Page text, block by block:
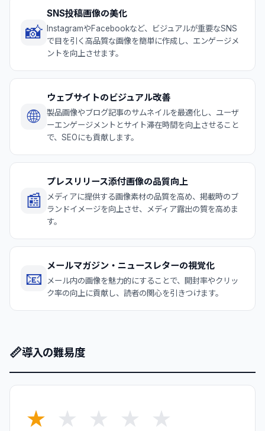
📸
SNS投稿画像の美化
InstagramやFacebookなど、ビジュアルが重要なSNS
で目を引く高品質な画像を簡単に作成し、エンゲージメ
ントを向上させます。
🌐
ウェブサイトのビジュアル改善
製品画像やブログ記事のサムネイルを最適化し、ユーザ
ーエンゲージメントとサイト滞在時間を向上させること
で、SEOにも貢献します。
📰
プレスリリース添付画像の品質向上
メディアに提供する画像素材の品質を高め、掲載時のブ
ランドイメージを向上させ、メディア露出の質を高めま
す。
📧
メールマガジン・ニュースレターの視覚化
メール内の画像を魅力的にすることで、開封率やクリッ
ク率の向上に貢献し、読者の関心を引きつけます。
📏導入の難易度
★ ★ ★ ★ ★